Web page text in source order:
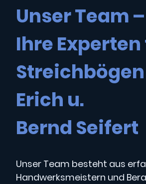
Unser Team –
Ihre
Streichbögen
Erich u.
Bernd Seifert
Unser Team besteht aus
Handwerksmeistern und